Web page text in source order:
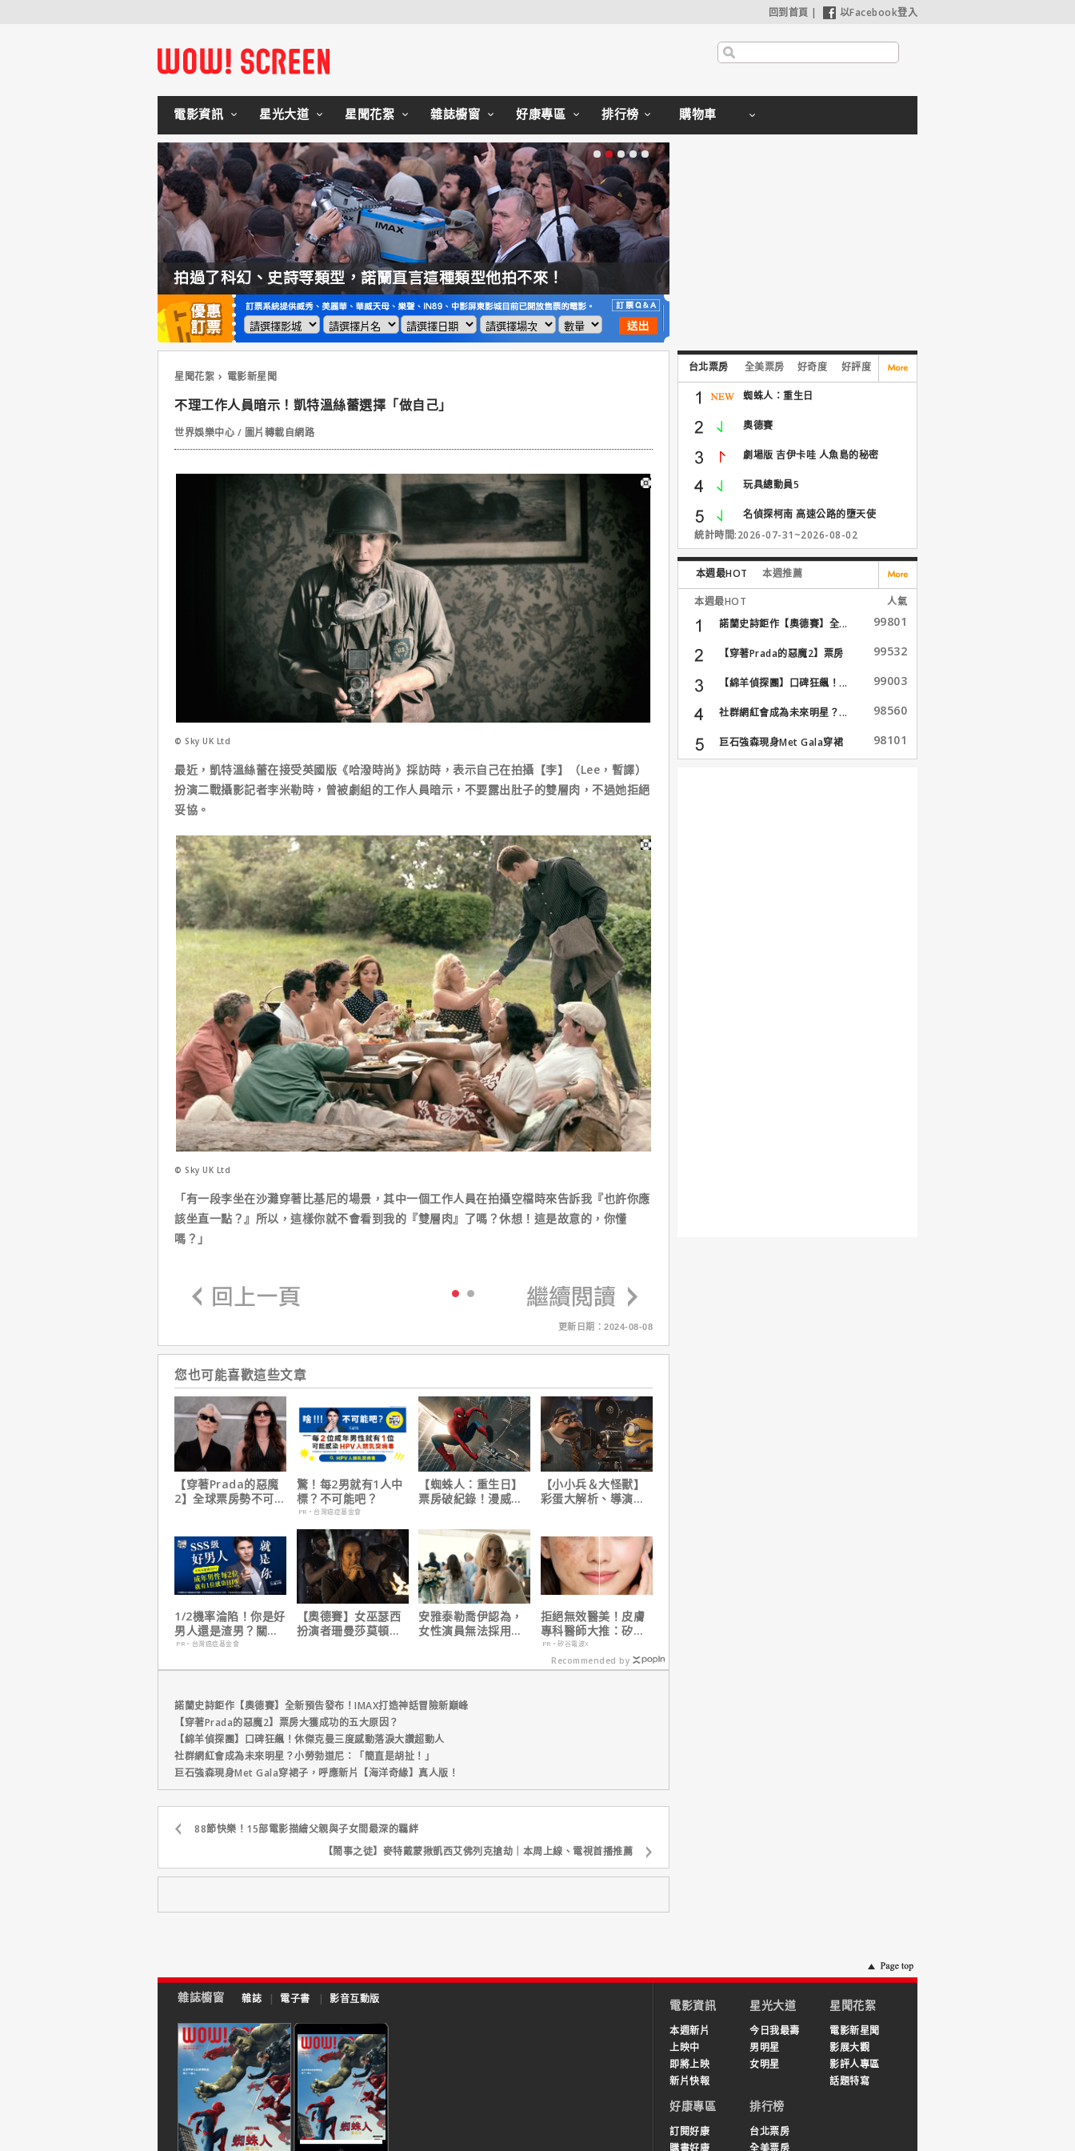
回到首頁 | 以Facebook登入
電影資訊 星光大道 星聞花絮 雜誌櫥窗 好康專區 排行榜 購物車
拍過了科幻、史詩等類型，諾蘭直言這種類型他拍不來！
星聞花絮 電影新星聞
不理工作人員暗示！凱特溫絲蕾選擇「做自己」
世界娛樂中心 / 圖片轉載自網路
© Sky UK Ltd
最近，凱特溫絲蕾在接受英國版《哈潑時尚》採訪時，表示自己在拍攝【李】（Lee，暫譯）
扮演二戰攝影記者李米勒時，曾被劇組的工作人員暗示，不要露出肚子的雙層肉，不過她拒絕
妥協。
© Sky UK Ltd
「有一段李坐在沙灘穿著比基尼的場景，其中一個工作人員在拍攝空檔時來告訴我『也許你應
該坐直一點？』所以，這樣你就不會看到我的『雙層肉』了嗎？休想！這是故意的，你懂
嗎？」
更新日期：2024-08-08
您也可能喜歡這些文章
【穿著Prada的惡魔
2】全球票房勢不可
元
驚！每2男就有1人中
標？不可能吧？
PR・台灣癌症基金會
【蜘蛛人：重生日】
票房破紀錄！漫威總
讚！
【小小兵＆大怪獸】
彩蛋大解析、導演皮
1/2機率淪陷！你是好
男人還是渣男？關鍵
在這
PR・台灣癌症基金會
【奧德賽】女巫瑟西
扮演者珊曼莎莫頓曝
安雅泰勒喬伊認為，
女性演員無法採用方
拒絕無效醫美！皮膚
專科醫師大推：矽谷
電波 X 讓肌膚由內而
外更強韌
PR・矽谷電波X
Recommended by
諾蘭史詩鉅作【奧德賽】全新預告發布！IMAX打造神話冒險新巔峰
【穿著Prada的惡魔2】票房大獲成功的五大原因？
【綿羊偵探團】口碑狂飆！休傑克曼三度感動落淚大讚超動人
社群網紅會成為未來明星？小勞勃道尼：「簡直是胡扯！」
巨石強森現身Met Gala穿裙子，呼應新片【海洋奇緣】真人版！
88節快樂！15部電影描繪父親與子女間最深的羈絆
【鬧事之徒】麥特戴蒙揪凱西艾佛列克搶劫｜本周上線、電視首播推薦
台北票房 全美票房 好奇度 好評度
蜘蛛人：重生日
奧德賽
劇場版 吉伊卡哇 人魚島的秘密
玩具總動員5
名偵探柯南 高速公路的墮天使
統計時間:2026-07-31~2026-08-02
本週最HOT 本週推薦
本週最HOT
人氣
諾蘭史詩鉅作【奧德賽】全...
99801
【穿著Prada的惡魔2】票房
99532
【綿羊偵探團】口碑狂飆！... 99003
社群網紅會成為未來明星？... 98560
巨石強森現身Met Gala穿裙
子...
98101
雜誌櫥窗 雜誌 | 電子書 | 影音互動版 電影資訊
本週新片
上映中
即將上映
新片快報
星光大道
今日我最壽
男明星
女明星
星聞花絮
電影新星聞
影展大觀
影評人專區
話題特寫
好康專區
訂閱好康
購書好康
排行榜
台北票房
全美票房